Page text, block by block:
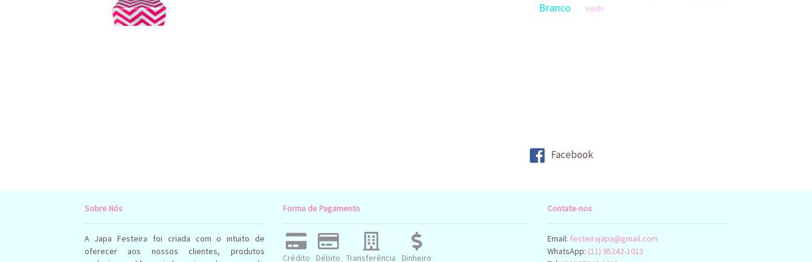
Branco
Verde
Facebook
Sobre Nós
A Japa Festeira foi criada com o intuito de
oferecer aos nossos clientes, produtos
Forma de Pagamento
Crédito Débito Transferência Dinheiro
Contate-nos
Email: festeirajapa@gmail.com
WhatsApp: (11) 95242-1013